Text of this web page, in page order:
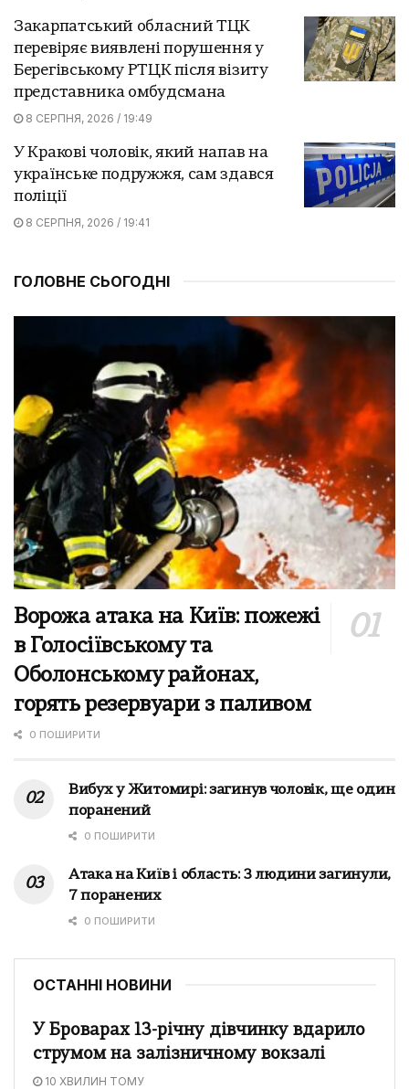
Закарпатський обласний ТЦК
перевіряє виявлені порушення у
Берегівському РТЦК після візиту
представника омбудсмана
8 СЕРПНЯ, 2026 / 19:49
У Кракові чоловік, який напав на
українське подружжя, сам здався
поліції
8 СЕРПНЯ, 2026 / 19:41
ГОЛОВНЕ СЬОГОДНІ
Ворожа атака на Київ: пожежі
в Голосіївському та
Оболонському районах,
горять резервуари з паливом
0 ПОШИРИТИ
Вибух у Житомирі: загинув чоловік, ще один
поранений
0 ПОШИРИТИ
Атака на Київ і область: 3 людини загинули,
7 поранених
0 ПОШИРИТИ
ОСТАННІ НОВИНИ
У Броварах 13-річну дівчинку вдарило
струмом на залізничному вокзалі
10 ХВИЛИН ТОМУ